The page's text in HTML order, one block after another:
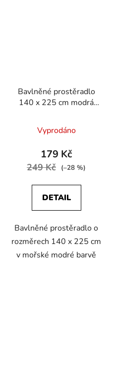
Bavlněné prostěradlo
140 x 225 cm modrá
Vyprodáno
179 Kč
249 Kč (–28 %)
DETAIL
Bavlněné prostěradlo o
rozměrech 140 x 225 cm
v mořské modré barvě